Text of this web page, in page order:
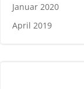
Januar 2020
April 2019